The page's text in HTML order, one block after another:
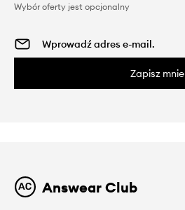
Wybór oferty jest opcjonalny
Zapisz mnie
Answear Club